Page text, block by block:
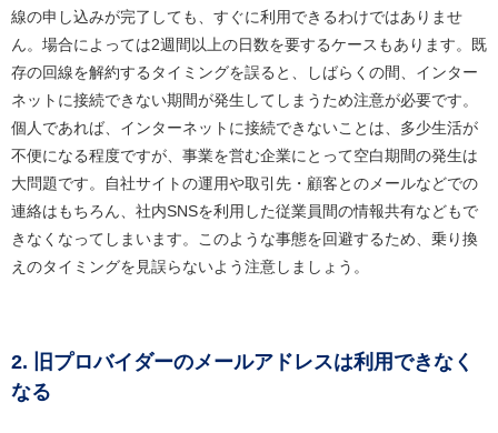
線の申し込みが完了しても、すぐに利用できるわけではありませ
ん。場合によっては2週間以上の日数を要するケースもあります。既
存の回線を解約するタイミングを誤ると、しばらくの間、インター
ネットに接続できない期間が発生してしまうため注意が必要です。
個人であれば、インターネットに接続できないことは、多少生活が
不便になる程度ですが、事業を営む企業にとって空白期間の発生は
大問題です。自社サイトの運用や取引先・顧客とのメールなどでの
連絡はもちろん、社内SNSを利用した従業員間の情報共有などもで
きなくなってしまいます。このような事態を回避するため、乗り換
えのタイミングを見誤らないよう注意しましょう。
2. 旧プロバイダーのメールアドレスは利用できなく
なる